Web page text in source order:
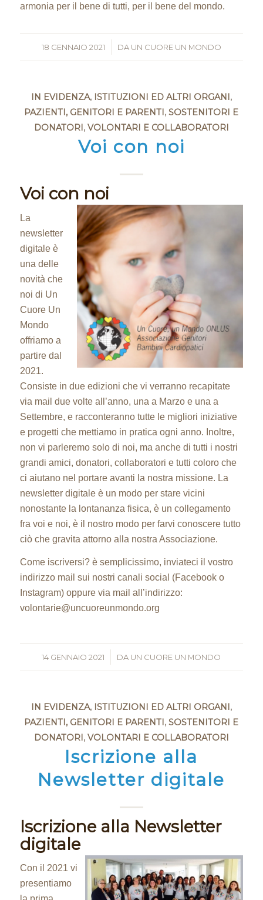
armonia per il bene di tutti, per il bene del mondo.
18 GENNAIO 2021
/ DA UN CUORE UN MONDO
IN EVIDENZA, ISTITUZIONI ED ALTRI ORGANI,
PAZIENTI, GENITORI E PARENTI,SOSTENITORI E
DONATORI, VOLONTARI E COLLABORATORI
Voi con noi
Voi con noi
La
newsletter
digitale è
una delle
novità che
noi di Un
Cuore Un
Mondo
offriamo a
partire dal
2021.
Consiste in due edizioni che vi verranno recapitate
via mail due volte all’anno, una a Marzo e una a
Settembre, e racconteranno tutte le migliori iniziative
e progetti che mettiamo in pratica ogni anno. Inoltre,
non vi parleremo solo di noi, ma anche di tutti i nostri
grandi amici, donatori, collaboratori e tutti coloro che
ci aiutano nel portare avanti la nostra missione. La
newsletter digitale è un modo per stare vicini
nonostante la lontananza fisica, è un collegamento
fra voi e noi, è il nostro modo per farvi conoscere tutto
ciò che gravita attorno alla nostra Associazione.
Come iscriversi? è semplicissimo, inviateci il vostro
indirizzo mail sui nostri canali social (Facebook o
Instagram) oppure via mail all’indirizzo:
volontarie@uncuoreunmondo.org
14 GENNAIO 2021
/ DA UN CUORE UN MONDO
IN EVIDENZA, ISTITUZIONI ED ALTRI ORGANI,
PAZIENTI, GENITORI E PARENTI,SOSTENITORI E
DONATORI, VOLONTARI E COLLABORATORI
Iscrizione alla
Newsletter digitale
Iscrizione alla Newsletter
digitale
Con il 2021 vi
presentiamo